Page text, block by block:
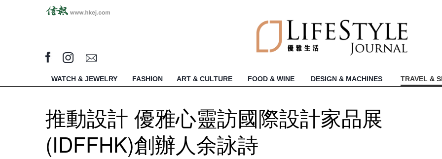
WATCH & JEWELRY FASHION ART & CULTURE FOOD & WINE DESIGN & MACHINES TRAVEL &
推動設計 優雅心靈訪國際設計家品展
(IDFFHK)創辦人余詠詩